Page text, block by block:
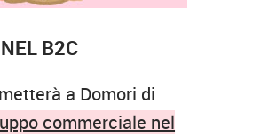
B2C
a Domori di
commerciale nel